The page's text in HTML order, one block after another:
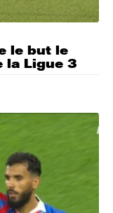
le but le
la Ligue 3